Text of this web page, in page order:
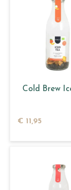
Cold Brew
€ 11,95